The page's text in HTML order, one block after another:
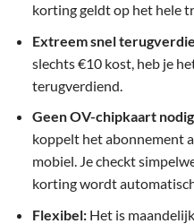
korting geldt op het hele
Extreem snel
slechts €10 kost, heb je
terugverdiend.
Geen OV-chipkaart
koppelt het abonnement
mobiel. Je checkt
korting wordt
Flexibel:Het is